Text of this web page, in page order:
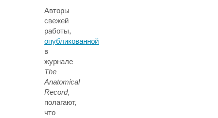
Авторы
свежей
работы,
опубликованной
в
журнале
The
Anatomical
Record,
полагают,
что